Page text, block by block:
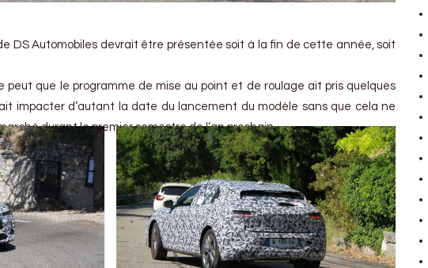
DS Automobiles devrait être présentée soit à la fin de cette année, soit
peut que le programme de mise au point et de roulage ait pris quelques
impacter d’autant la date du lancement du modèle sans que cela ne
durant le premier semestre de l’an prochain.